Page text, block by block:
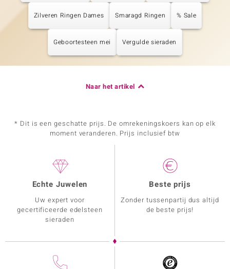
Zilveren Ringen Dames Smaragd Ringen % Sale
Geboortesteen mei Vergulde sieraden
Naar het artikel
* Dit is een geschatte prijs. De omrekeningskoers kan op elk
moment veranderen. Prijs inclusief btw
Echte Juwelen
Uw expert voor
gecertificeerde edelsteen
sieraden
Beste prijs
Zonder tussenpartij dus altijd
de beste prijs!